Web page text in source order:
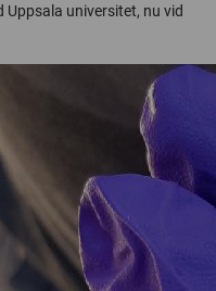
universitet, nu vid